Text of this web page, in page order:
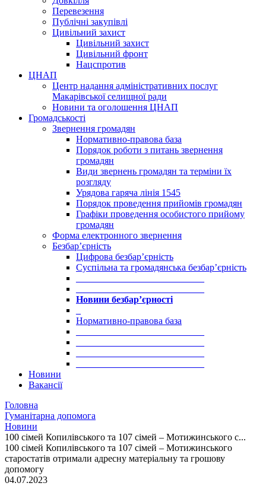
Перевезення
Публічні закупівлі
Цивільний захист
Цивільний захист
Цивільний фронт
Нацспротив
ЦНАП
Центр надання адміністративних послуг
Макарівської селищної ради
Новини та оголошення ЦНАП
Громадськості
Звернення громадян
Нормативно-правова база
Порядок роботи з питань звернення
громадян
Види звернень громадян та терміни їх
розгляду
Урядова гаряча лінія 1545
Порядок проведення прийомів громадян
Графіки проведення особистого прийому
громадян
Форма електронного звернення
Безбар’єрність
Цифрова безбар’єрність
Суспільна та громадянська безбар’єрність
Новини безбар’єрності
Нормативно-правова база
Новини
Вакансії
Головна
Гуманітарна допомога
Новини
100 сімей Копилівського та 107 сімей – Мотижинського с...
100 сімей Копилівського та 107 сімей – Мотижинського
старостатів отримали адресну матеріальну та грошову
допомогу
04.07.2023